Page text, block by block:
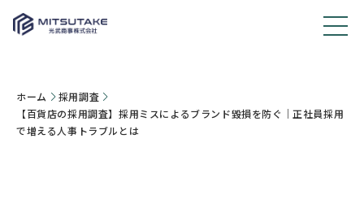
ホーム
採用調査
【百貨店の採用調査】採用ミスによるブランド毀損を防ぐ｜正社員採用
で増える人事トラブルとは